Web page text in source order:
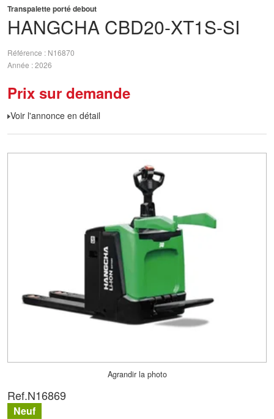
HANGCHA CBD20-XT1S-SI
Transpalette porté debout
Référence
N16870
Année 2026
Prix sur demande
Voir l'annonce en détail
Agrandir la photo
Ref.N16869
Neuf